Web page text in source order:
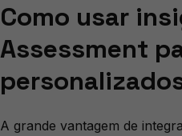
Como usar
Assessment
A grande vantagem de